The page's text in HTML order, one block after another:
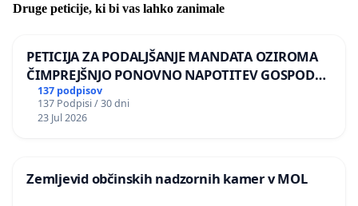
Druge peticije, ki bi vas lahko zanimale
PETICIJA ZA PODALJŠANJE MANDATA OZIROMA
ČIMPREJŠNJO PONOVNO NAPOTITEV GOSPODA
BERNARDA ŠRAJNERJA NA VELEPOSLANIŠTVO
REPUBLIKE SLOVENIJE V MOSKVI
137 podpisov
137 Podpisi / 30 dni
23 Jul 2026
Zemljevid občinskih nadzornih kamer v MOL